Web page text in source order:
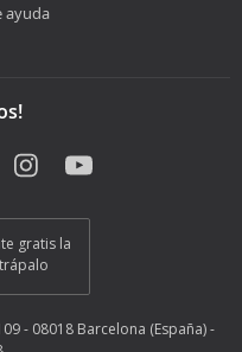
ayuda
gratis la
- 08018 Barcelona (España) -